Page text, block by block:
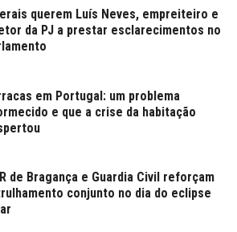
querem Luís Neves, empreiteiro e
da PJ a prestar esclarecimentos no
em Portugal: um problema
e que a crise da habitação
de Bragança e Guardia Civil reforçam
conjunto no dia do eclipse